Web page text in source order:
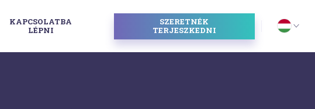
KAPCSOLATBA
LÉPNI
SZERETNÉK
TERJESZKEDNI